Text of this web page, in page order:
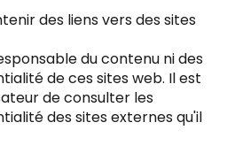
des liens vers des sites
du contenu ni des
de ces sites web. Il est
de consulter les
des sites externes qu'il